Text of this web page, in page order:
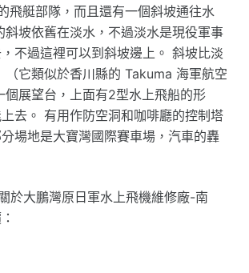
飛艇部隊，而且還有一個斜坡通往水
斜坡依舊在淡水，不過淡水是現役軍事
不過這裡可以到斜坡邊上。 斜坡比淡
（它類似於香川縣的 Takuma 海軍航空
個展望台，上面有2型水上飛船的形
去。 有用作防空洞和咖啡廳的控制塔
場地是大寶灣國際賽車場，汽車的轟
於大鵬灣原日軍水上飛機維修廠-南